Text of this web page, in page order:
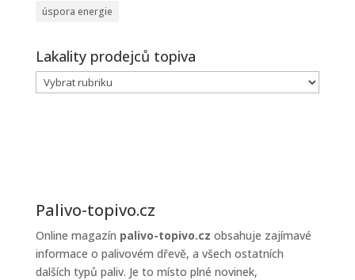
úspora energie
Lakality prodejců topiva
Lakality
prodejců
Palivo-topivo.cz
Online magazín palivo-topivo.cz obsahuje zajímavé
informace o palivovém dřevě, a všech ostatních
dalších typů paliv. Je to místo plné novinek,